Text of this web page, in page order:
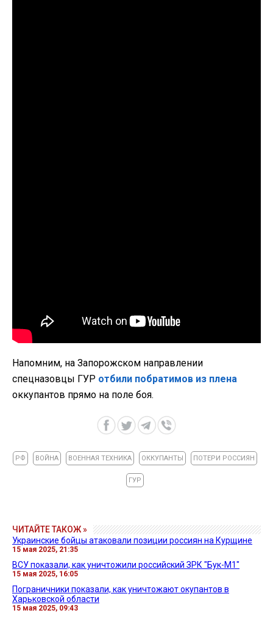
Напомним, на Запорожском направлении
спецназовцы ГУР отбили побратимов из плена
оккупантов прямо на поле боя.
РФ ВОЙНА ВОЕННАЯ ТЕХНИКА ОККУПАНТЫ ПОТЕРИ РОССИЯН
ГУР
ЧИТАЙТЕ ТАКОЖ »
Украинские бойцы атаковали позиции россиян на Курщине
15 мая 2025, 21:35
ВСУ показали, как уничтожили российский ЗРК "Бук-М1"
15 мая 2025, 16:05
Пограничники показали, как уничтожают окупантов в
Харьковской области
15 мая 2025, 09:43